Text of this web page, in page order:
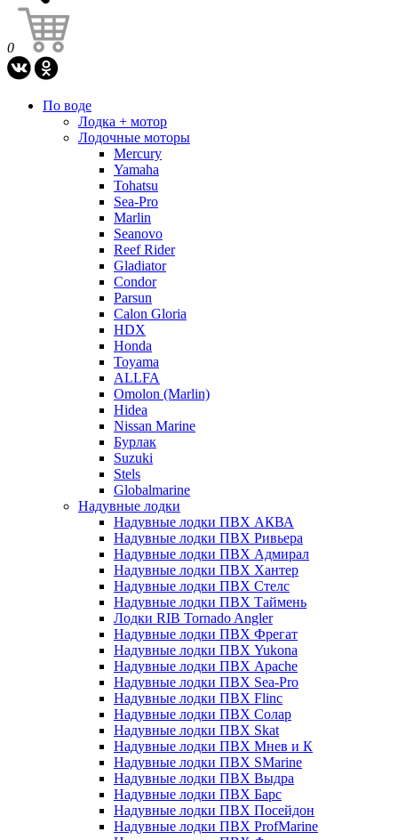
0
По воде
Лодка + мотор
Лодочные моторы
Mercury
Yamaha
Tohatsu
Sea-Pro
Marlin
Seanovo
Reef Rider
Gladiator
Condor
Parsun
Calon Gloria
HDX
Honda
Toyama
ALLFA
Omolon (Marlin)
Hidea
Nissan Marine
Бурлак
Suzuki
Stels
Globalmarine
Надувные лодки
Надувные лодки ПВХ АКВА
Надувные лодки ПВХ Ривьера
Надувные лодки ПВХ Адмирал
Надувные лодки ПВХ Хантер
Надувные лодки ПВХ Стелс
Надувные лодки ПВХ Таймень
Лодки RIB Tornado Angler
Надувные лодки ПВХ Фрегат
Надувные лодки ПВХ Yukona
Надувные лодки ПВХ Apache
Надувные лодки ПВХ Sea-Pro
Надувные лодки ПВХ Flinc
Надувные лодки ПВХ Солар
Надувные лодки ПВХ Skat
Надувные лодки ПВХ Мнев и К
Надувные лодки ПВХ SMarine
Надувные лодки ПВХ Выдра
Надувные лодки ПВХ Барс
Надувные лодки ПВХ Посейдон
Надувные лодки ПВХ ProfMarine